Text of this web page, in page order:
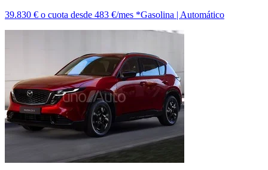
39.830 € o cuota desde 483 €/mes *Gasolina | Automático